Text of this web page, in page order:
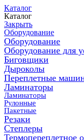
Каталог
Каталог
Закрыть
Оборудование
Оборудование
Оборудование для
Биговщики
Дыроколы
Переплетные
Ламинаторы
Ламинаторы
Рулонные
Пакетные
Резаки
Степлеры
Термопереплетное